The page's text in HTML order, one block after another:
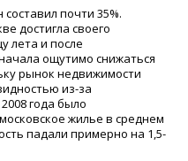
составил почти 35%.
достигла своего
лета и после
ощутимо снижаться
рынок недвижимости
из-за
года было
жилье в среднем
падали примерно на 1,5-